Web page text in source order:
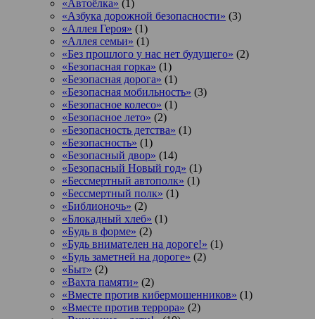
«Автоёлка» (1)
«Азбука дорожной безопасности» (3)
«Аллея Героя» (1)
«Аллея семьи» (1)
«Без прошлого у нас нет будущего» (2)
«Безопасная горка» (1)
«Безопасная дорога» (1)
«Безопасная мобильность» (3)
«Безопасное колесо» (1)
«Безопасное лето» (2)
«Безопасность детства» (1)
«Безопасность» (1)
«Безопасный двор» (14)
«Безопасный Новый год» (1)
«Бессмертный автополк» (1)
«Бессмертный полк» (1)
«Библионочь» (2)
«Блокадный хлеб» (1)
«Будь в форме» (2)
«Будь внимателен на дороге!» (1)
«Будь заметней на дороге» (2)
«Быт» (2)
«Вахта памяти» (2)
«Вместе против кибермошенников» (1)
«Вместе против террора» (2)